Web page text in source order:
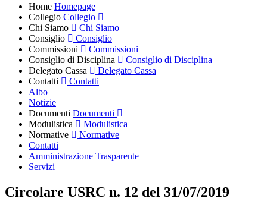
Home Homepage
Collegio Collegio
Chi Siamo
Chi Siamo
Consiglio
Consiglio
Commissioni
Commissioni
Consiglio di Disciplina
Consiglio di Disciplina
Delegato Cassa
Delegato Cassa
Contatti
Contatti
Albo
Notizie
Documenti Documenti
Modulistica
Modulistica
Normative
Normative
Contatti
Amministrazione Trasparente
Servizi
Circolare USRC n. 12 del 31/07/2019